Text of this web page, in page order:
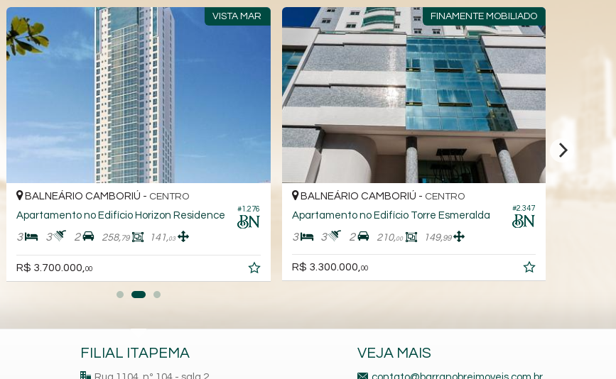
VISTA MAR
#1.276
BALNEÁRIO CAMBORIÚ -CENTRO
Apartamento no Edifício Horizon Residence
3 2 258, 79 141, 03
R$ 3.700.000,00
FINAMENTE MOBILIADO
#2.347
BALNEÁRIO CAMBORIÚ -CENTRO
Apartamento no Edifício Torre Esmeralda
3 2 210, 00 149, 99
R$ 3.300.000,00
FILIAL ITAPEMA VEJA MAIS